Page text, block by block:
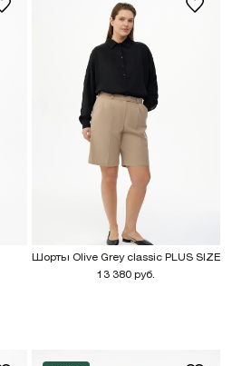
Шорты Olive Grey classic PLUS SIZE
13 380 руб.